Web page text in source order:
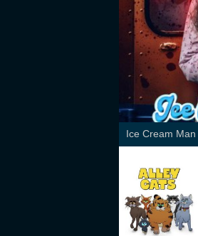
Ice Cream Man